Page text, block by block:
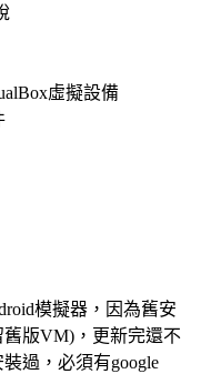
虛擬設備
模擬器，因為舊安
版VM)，更新完還不
過，必須有google